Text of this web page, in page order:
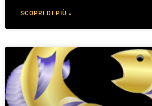
SCOPRI DI PIÙ »